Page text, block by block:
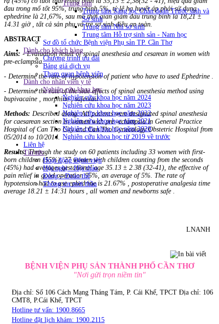
Trung tâm
Trung tâm Sàng lọc Chẩn đoán Trước sinh và
Sơ sinh
Trung tâm Nhi sơ sinh
Trung tâm Hỗ trợ sinh sản - Nam học
Sơ đồ tổ chức Bệnh viện Phụ sản TP. Cần Thơ
Dành cho khách hàng
Chương trình ưu đãi
Bảng giá dịch vụ
Tham quan bệnh viện
Dành cho nhân viên y tế
Nghiên cứu khoa học
Nghiên cứu khoa học năm 2024
Nghiên cứu khoa học năm 2023
Nghiên cứu khoa học năm 2022
Nghiên cứu khoa học năm 2021
Nghiên cứu khoa học năm 2020
Nghiên cứu khoa học từ 2019 về trước
Liên hệ
Tin tức
Hoạt động Bệnh viện
Hội nghị - Hội thảo
Đảng – Đoàn thể
Thông tin mời thầu
đau trong mổ tốt 95%, trung bình 5%, tỷ lệ hạ huyết áp phải sử dụng
ephedrine là 21,67%, sau mổ thời gian giảm đau trung bình là 18,21 ±
14.31 giờ , tất cả sản phụ và trẻ sơ sinh điều an toàn.
ABSTRACT
Aims: - Evaluation result of spinal anesthesia and cesarean in women with
pre-eclampsia.
- Determine the rate of hypotension of patient who have to used Ephedrine .
- Determine the rate of the side effects of spinal anesthesia method using
bupivacaine , morphine , sufentail .
Methods: Described along. All patients were designated spinal anesthesia
for caesarean section in women with pre -eclampsia in General Practice
Hospital of Can Tho City and Can Tho Gynecology Obstetric Hospital from
05/2014 to 10/2014.
Results: Through the study on 60 patients including 33 women with first-
born children (55%), 27 women with children counting from the seconds
(45%) had averages gestational age 35.13 ± 2.38 (32-41), the effective of
pain relief in good operation 95%, an average of 5%. The rate of
hypotension had to use ephedrine is 21.67% , postoperative analgesia time
average 18.21 ± 14:31 hours , all women and newborns safe .
LNANH
BỆNH VIỆN PHỤ SẢN THÀNH PHỐ CẦN THƠ
"Nơi gửi trọn niềm tin"
Địa chỉ: Số 106 Cách Mạng Tháng Tám, P. Cái Khế, TPCT Địa chỉ: 106
CMT8, P.Cái Khế, TPCT
Hotline tư vấn: 1900.8665
Hotline đặt lịch khám: 1900.2115